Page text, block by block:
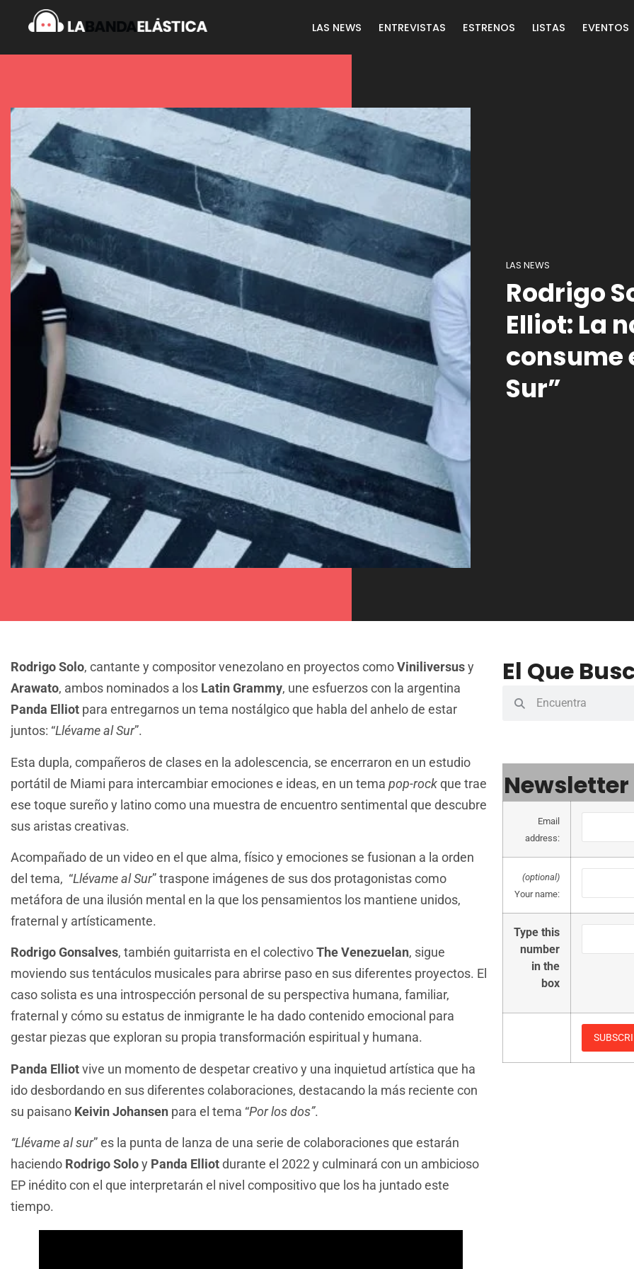
LAS NEWS ENTREVISTAS ESTRENOS LISTAS EVENTOS
LAS NEWS
Rodrigo
Elliot: La
consume
Sur”
Rodrigo Solo, cantante y compositor venezolano en proyectos comoViniliversusy
Arawato, ambos nominados a los Latin Grammy, une esfuerzos con la argentina
Panda Elliot para entregarnos un tema nostálgico que habla del anhelo de estar
juntos: “Llévame al Sur”.
Esta dupla, compañeros de clases en la adolescencia, se encerraron en un estudio
portátil de Miami para intercambiar emociones e ideas, en un tema pop-rockque trae
ese toque sureño y latino como una muestra de encuentro sentimental que descubre
sus aristas creativas.
Acompañado de un video en el que alma, físico y emociones se fusionan a la orden
del tema, “Llévame al Sur” traspone imágenes de sus dos protagonistas como
metáfora de una ilusión mental en la que los pensamientos los mantiene unidos,
fraternal y artísticamente.
Rodrigo Gonsalves, también guitarrista en el colectivoThe Venezuelan, sigue
moviendo sus tentáculos musicales para abrirse paso en sus diferentes proyectos. El
caso solista es una introspección personal de su perspectiva humana, familiar,
fraternal y cómo su estatus de inmigrante le ha dado contenido emocional para
gestar piezas que exploran su propia transformación espiritual y humana.
Panda Elliotvive un momento de despetar creativo y una inquietud artística que ha
ido desbordando en sus diferentes colaboraciones, destacando la más reciente con
su paisano Keivin Johansen para el tema “Por los dos”.
“Llévame al sur” es la punta de lanza de una serie de colaboraciones que estarán
haciendo Rodrigo Soloy Panda Elliotdurante el 2022 y culminará con un ambicioso
EP inédito con el que interpretarán el nivel compositivo que los ha juntado este
tiempo.
El Que
Newsletter
Email
address:
(optional)
Your name:
Type this
number
in the
box